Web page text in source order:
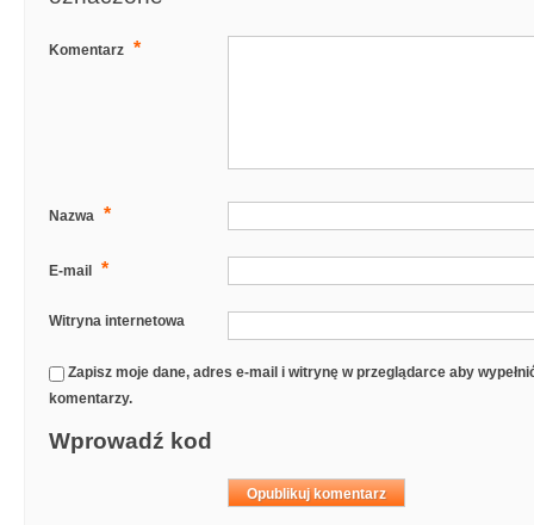
Komentarz *
Nazwa *
E-mail *
Witryna internetowa
Zapisz moje dane, adres e-mail i witrynę w przeglądarce aby
komentarzy.
Wprowadź kod